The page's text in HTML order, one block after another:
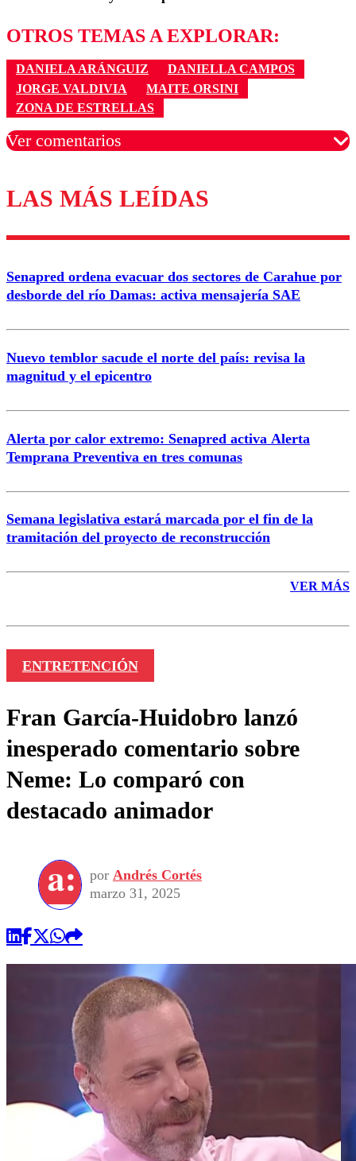
OTROS TEMAS A EXPLORAR:
DANIELA ARÁNGUIZ
DANIELLA CAMPOS
JORGE VALDIVIA
MAITE ORSINI
ZONA DE ESTRELLAS
Ver comentarios
Los comentarios son moderados para garantizar un
diálogo respetuoso.
Correo
LAS MÁS LEÍDAS
Senapred ordena evacuar dos sectores de Carahue por
desborde del río Damas: activa mensajería SAE
Nuevo temblor sacude el norte del país: revisa la
magnitud y el epicentro
Alerta por calor extremo: Senapred activa Alerta
Temprana Preventiva en tres comunas
Semana legislativa estará marcada por el fin de la
tramitación del proyecto de reconstrucción
VER MÁS
ENTRETENCIÓN
Fran García-Huidobro lanzó
inesperado comentario sobre
Neme: Lo comparó con
destacado animador
por Andrés Cortés
marzo 31, 2025